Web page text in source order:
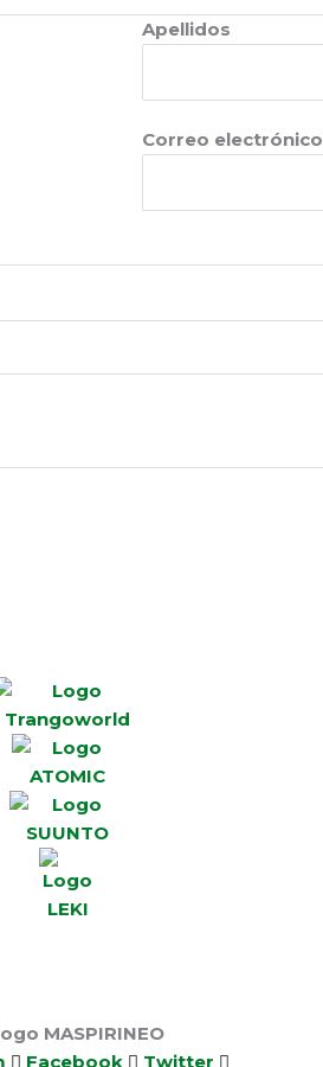
Apellidos
Correo electrónico
Facebook Twitter